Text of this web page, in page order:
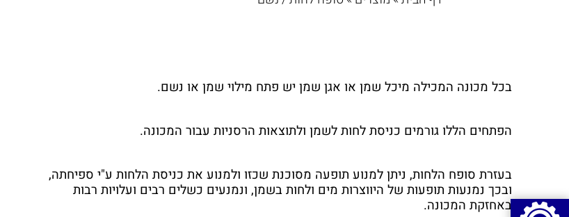
בכל מכונה המכילה מיכל שמן או אגן שמן יש פתח מילוי שמן או נשם.
הפתחים הללו גורמים כניסת לחות לשמן ולתוצאות הרסניות עבור המכונה.
בעזרת סופח הלחות, ניתן למנוע תופעה מסוכנת שכזו ולמנוע את כניסת הלחות ע"י ספיחתה,
ובכך נמנעות תופעות של היווצרות מים ולחות בשמן, ונמנעים כשלים רבים ועלויות רבות
באחזקת המכונה.